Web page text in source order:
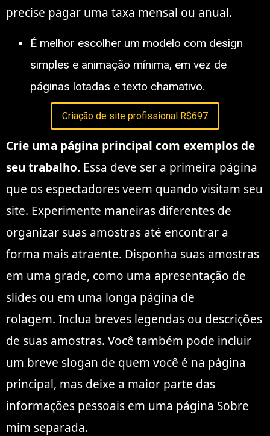
precise pagar uma taxa mensal ou anual.
É melhor escolher um modelo com design
simples e animação mínima, em vez de
páginas lotadas e texto chamativo.
Criação de site profissional R$697
Crie uma página principal com exemplos de
seu trabalho. Essa deve ser a primeira página
que os espectadores veem quando visitam seu
site. Experimente maneiras diferentes de
organizar suas amostras até encontrar a
forma mais atraente. Disponha suas amostras
em uma grade, como uma apresentação de
slides ou em uma longa página de
rolagem. Inclua breves legendas ou descrições
de suas amostras. Você também pode incluir
um breve slogan de quem você é na página
principal, mas deixe a maior parte das
informações pessoais em uma página Sobre
mim separada.